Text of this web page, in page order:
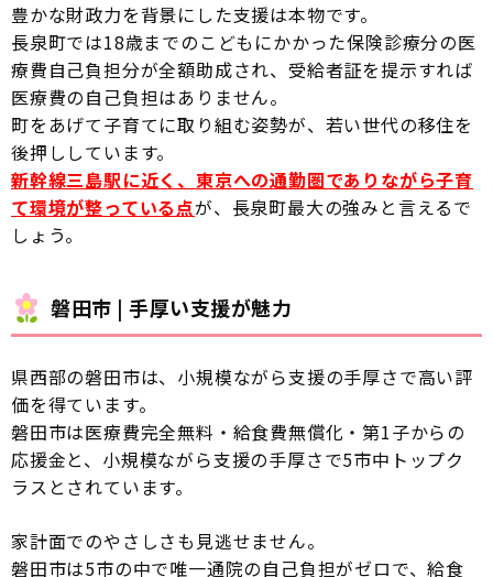
豊かな財政力を背景にした支援は本物です。
長泉町では18歳までのこどもにかかった保険診療分の医
療費自己負担分が全額助成され、受給者証を提示すれば
医療費の自己負担はありません。
町をあげて子育てに取り組む姿勢が、若い世代の移住を
後押ししています。
新幹線三島駅に近く、東京への通勤圏でありながら子育
て環境が整っている点が、長泉町最大の強みと言えるで
しょう。
磐田市 | 手厚い支援が魅力
県西部の磐田市は、小規模ながら支援の手厚さで高い評
価を得ています。
磐田市は医療費完全無料・給食費無償化・第1子からの
応援金と、小規模ながら支援の手厚さで5市中トップク
ラスとされています。
家計面でのやさしさも見逃せません。
磐田市は5市の中で唯一通院の自己負担がゼロで、給食